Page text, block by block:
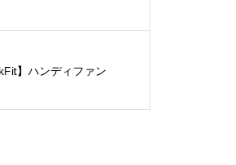
】ハンディファン